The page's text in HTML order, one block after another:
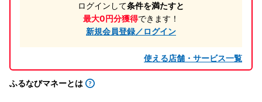
ログインして条件を満たすと
最大0円分獲得できます！
新規会員登録／ログイン
使える店舗・サービス一覧
ふるなびマネーとは